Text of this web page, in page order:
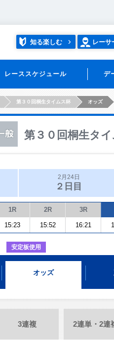
知る楽しむ レーサ
レーススケジュール デ
第３０回桐生タイムス杯 オッズ
第３０回桐生タ
2月24日
２日目
1R 2R 3R
15:23 15:52 16:21
安定板使用
オッズ
3連複 2連単・2連